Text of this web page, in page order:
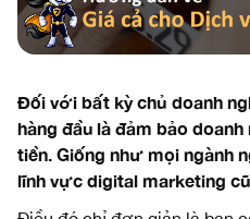
Đối với bất kỳ chủ doanh
hàng đầu là đảm bảo
tiền. Giống như mọi ngành
lĩnh vực digital marketing